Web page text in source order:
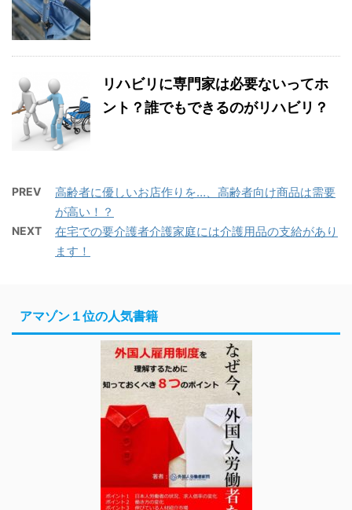
リハビリに専門家は必要ないってホ
ント？誰でもできるのがリハビリ？
PREV
高齢者に優しいお店作りを…、高齢者向け商品は需要
が高い！？
NEXT
在宅での要介護者介護家庭には介護用品の支給があり
ます！
アマゾン１位の人気書籍